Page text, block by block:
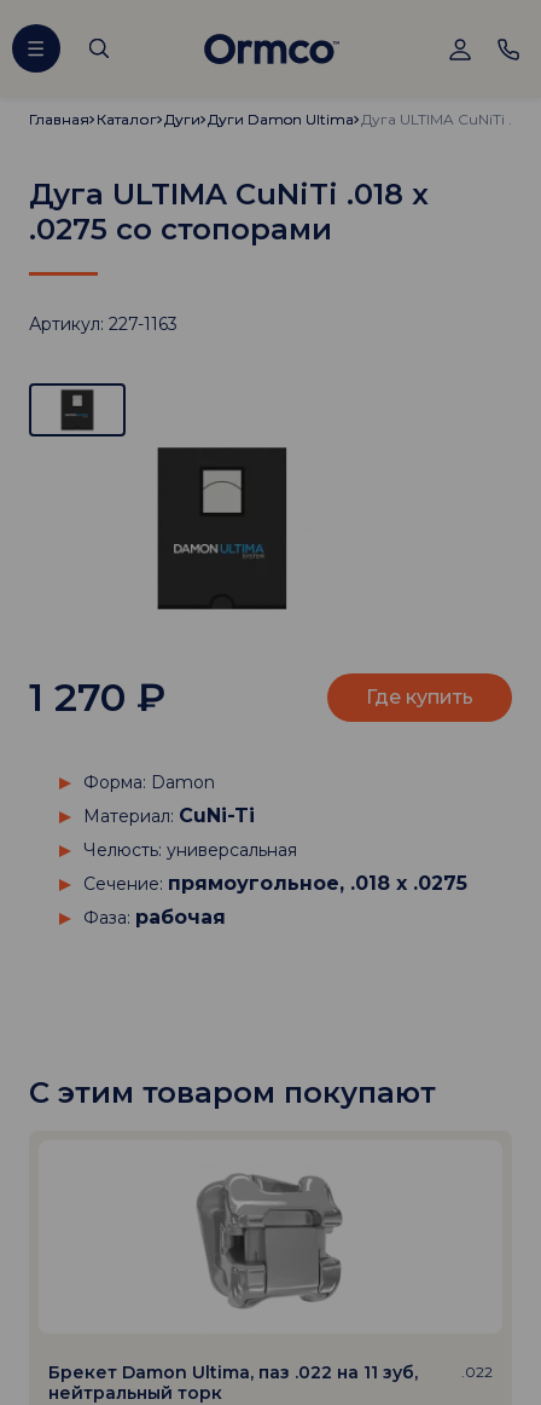
Главная
Главная Каталог
Каталог Дуги
Дуги Дуги Damon Ultima
Дуги Damon Ultima
Дуга ULTIMA CuNiTi .018 x
.0275 со стопорами
Артикул: 227-1163
Форма: Damon
Материал: CuNi-Ti
Челюсть: универсальная
Сечение: прямоугольное, .018 х .0275
Фаза: рабочая
1 270 ₽ Где купить
С этим товаром покупают
Брекет Damon Ultima, паз .022 на 11 зуб,
нейтральный торк
.022